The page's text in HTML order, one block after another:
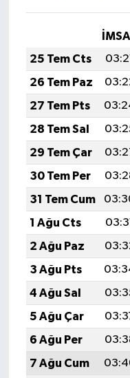
25 Tem Cts
26 Tem Paz
27 Tem Pts
28 Tem Sal
29 Tem Çar
30 Tem Per
31 Tem Cum
1 Ağu Cts
2 Ağu Paz
3 Ağu Pts
4 Ağu Sal
5 Ağu Çar
6 Ağu Per
7 Ağu Cum